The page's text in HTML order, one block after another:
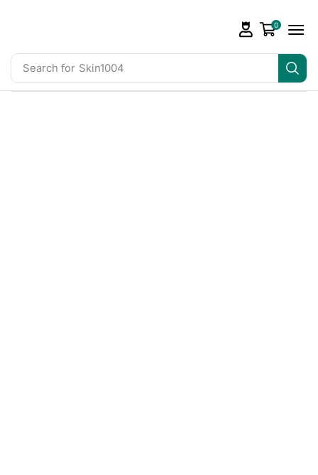
Search for Skin1004
0